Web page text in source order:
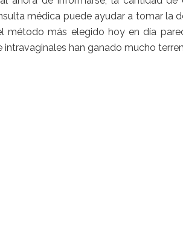
médica puede ayudar a tomar la
método más elegido hoy en día
intravaginales han ganado mucho